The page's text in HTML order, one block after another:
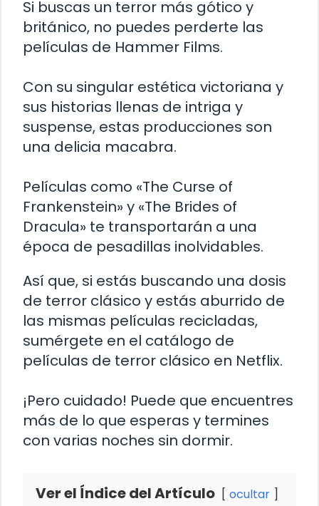
Si buscas un terror más gótico y
británico, no puedes perderte las
películas de Hammer Films.
Con su singular estética victoriana y
sus historias llenas de intriga y
suspense, estas producciones son
una delicia macabra.
Películas como «The Curse of
Frankenstein» y «The Brides of
Dracula» te transportarán a una
época de pesadillas inolvidables.
Así que, si estás buscando una dosis
de terror clásico y estás aburrido de
las mismas películas recicladas,
sumérgete en el catálogo de
películas de terror clásico en Netflix.
¡Pero cuidado! Puede que encuentres
más de lo que esperas y termines
con varias noches sin dormir.
Ver el Índice del Artículo ocultar